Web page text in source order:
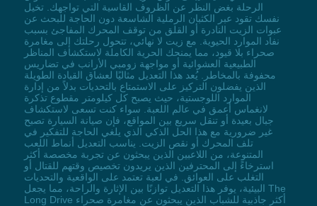
الرحلة بغض النظر عن الظروف القاسية التي تواجهك. تخيل
نفسك تقود عبر الكثبان الرملية الشاسعة دون الحاجة للبحث عن
عبوات الزيت النادرة أو القلق من توقف المحرك المفاجئ بسبب
نفاد الموارد الحيوية. مع زيت لا نهائي، تتحول رحلتك إلى مغامرة
صحراء بلا قيود، مما يمنحك الحرية الكاملة لاستكشاف المناظر
الطبيعية العشوائية أو مواجهة زومبي الأرانب في تضاريس
محفوفة بالمخاطر. يُعد هذا التعديل مثاليًا لعشاق القيادة الطويلة
الذين يفضلون التركيز على الاستمتاع بالتحديات بدلاً من إدارة
الموارد اللوجستية، حيث يصبح كل كيلومتر مقطوع تذكرة
لانغماس أعمق في عالم اللعبة. سواء كنت تسعى لاستكشاف
جبال بعيدة أو تنقل سريع بين المواقع، فإن صيانة السيارة تصبح
غير ضرورية مع هذا الحل الذكي الذي يلغي الحاجة للتفكير في
تلف المحرك أو نقص الزيت. يناسب التعديل أنماط اللعب
المتنوعة، من اللاعبين الذين يبحثون عن تجربة مخصصة أكثر
استرخاءً إلى المحترفين الذين يريدون تخصيص وقتهم للقتال أو
التغلب على العوائق. في لعبة تعتمد على الواقعية والتحديات
البيئية، يوفر هذا التعديل توازنًا بين الإثارة والراحة، مما يجعل The
Long Drive أكثر جاذبية للشباب الذين يبحثون عن مغامرة صحراء